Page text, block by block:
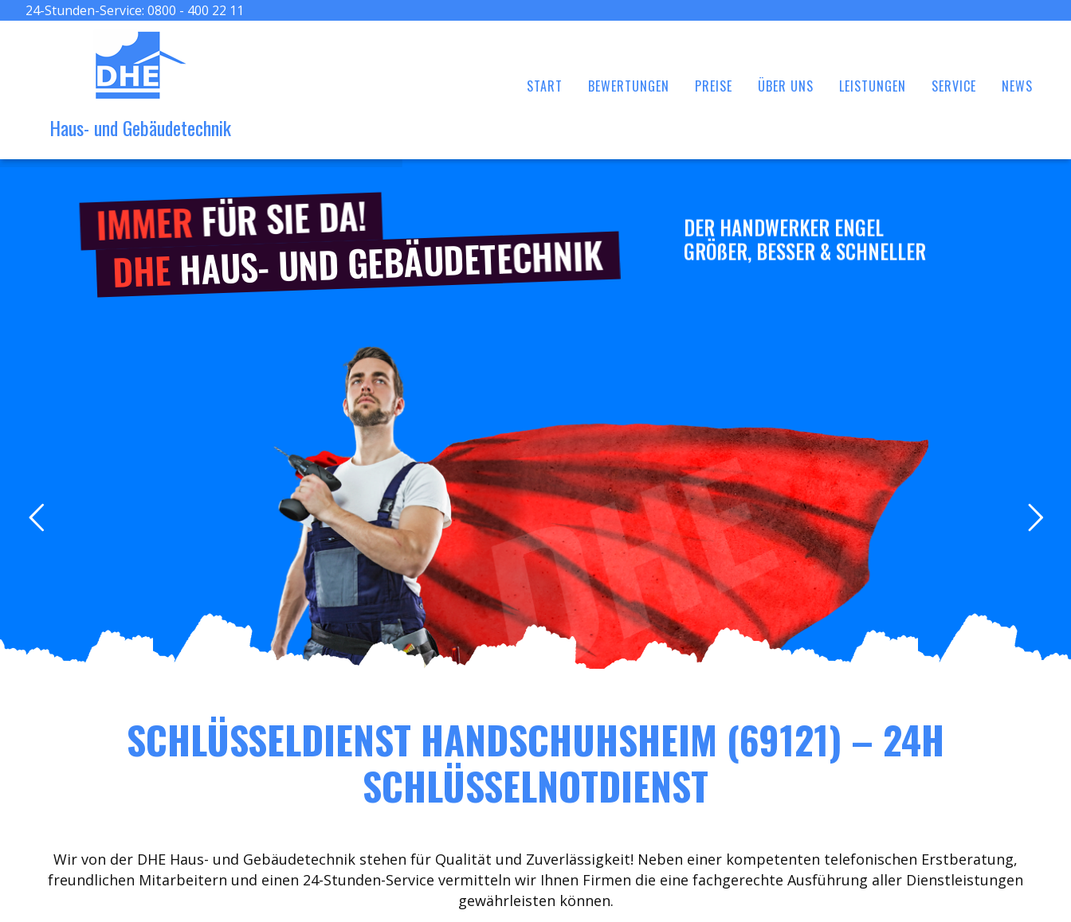
24-Stunden-Service: 0800 - 400 22 11
Haus- und Gebäudetechnik
START BEWERTUNGEN PREISE ÜBER UNS LEISTUNGEN SERVICE NEWS
IMMERFÜR SIE DA!
DHEHAUS- UND GEBÄUDETECHNIK
DER HANDWERKER ENGEL
GRÖßER, BESSER & SCHNELLER
SCHLÜSSELDIENST HANDSCHUHSHEIM (69121) – 24H
SCHLÜSSELNOTDIENST
Wir von der DHE Haus- und Gebäudetechnik stehen für Qualität und Zuverlässigkeit! Neben einer kompetenten telefonischen Erstberatung,
freundlichen Mitarbeitern und einen 24-Stunden-Service vermitteln wir Ihnen Firmen die eine fachgerechte Ausführung aller Dienstleistungen
gewährleisten können.